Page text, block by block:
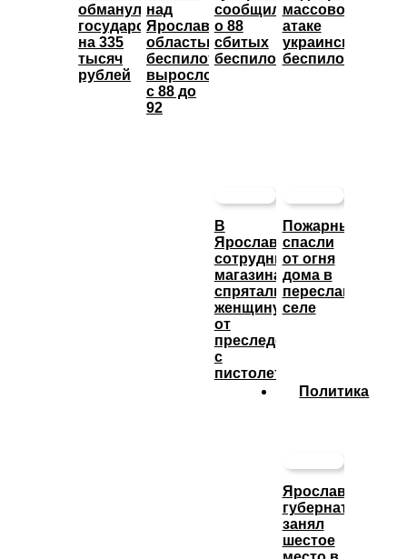
обманула
государство
на 335
тысяч
рублей
над
Ярославской
областью
беспилотников
выросло
с 88 до
92
сообщил
о 88
сбитых
беспилотниках
массовой
атаке
украинских
беспилотников
В
Ярославле
сотрудники
магазина
спрятали
женщину
от
преследователя
с
пистолетом
Пожарные
спасли
от огня
дома в
переславском
селе
Политика
Ярославский
губернатор
занял
шестое